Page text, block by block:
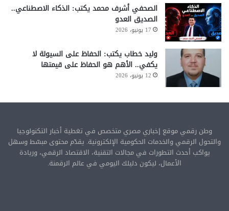
الصحفي أشرف محمد يكتب: الذكاء الاصطناعي..
الصديق العدو
17 يونيو، 2026
وليد خطاب يكتب: الحفاظ على السيولة لا
يكفي.. الأهم هو الحفاظ على قيمتها
12 يونيو، 2026
وطن رقمي موقع إخباري مصري متخصص في تغطية أخبار التكنولوجيا
والتحول الرقمي والخدمات الحكومية الإلكترونية. يقدّم محتوى مبسّط وسهل
يواكب أحدث التطورات في مجالات التقنية، الاقتصاد الرقمي، وريادة
الأعمال، ليكون دليلك اليومي في عالم الرقمنة.